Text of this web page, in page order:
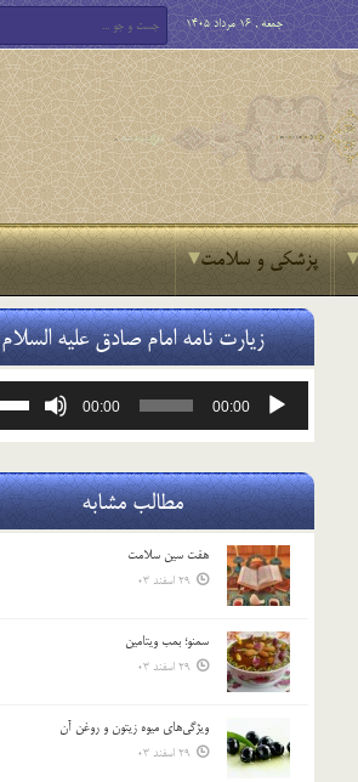
جمعه , 16 مرداد 1405
پزشکی و سلامت
زیارت نامه امام صادق علیه السلام
پخش‌کننده
00:00
00:00
مطالب مشابه
هفت سين سلامت
29 اسفند 03
سمنو؛ بمب ويتامين
29 اسفند 03
ويژگي‌هاي ميوه زيتون و روغن آن
29 اسفند 03